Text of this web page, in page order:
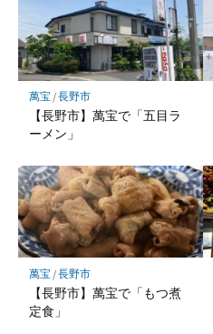
萬宝 /長野市
【長野市】萬宝で「五目ラ
ーメン」
萬宝 /長野市
【長野市】萬宝で「もつ煮
定食」